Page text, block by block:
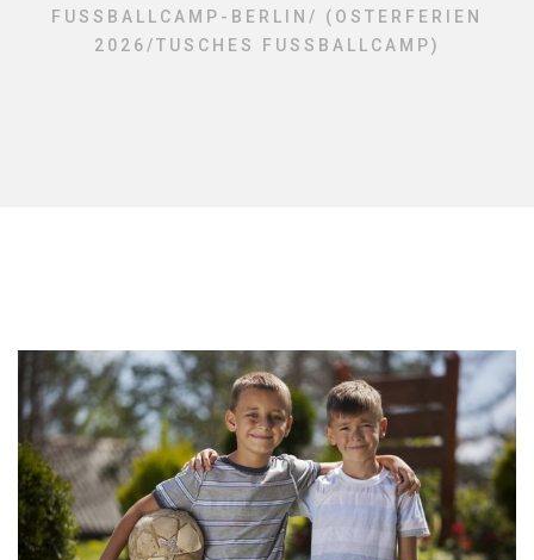
USSBALLCAMP-BERLIN/ (OSTERFERIEN 2
026/TUSCHES FUSSBALLCAMP)